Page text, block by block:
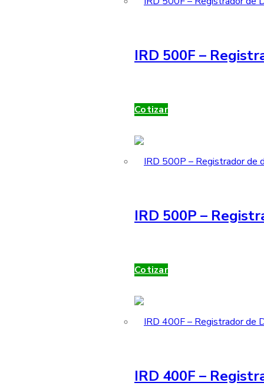
IRD 500F –
Cotizar
IRD 500P –
Cotizar
IRD 400F –